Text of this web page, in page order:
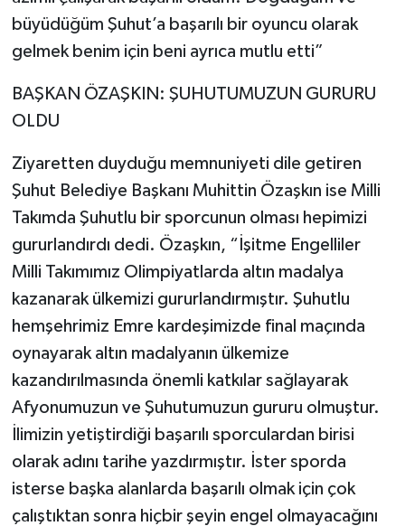
büyüdüğüm Şuhut’a başarılı bir oyuncu olarak
gelmek benim için beni ayrıca mutlu etti”
BAŞKAN ÖZAŞKIN: ŞUHUTUMUZUN GURURU
OLDU
Ziyaretten duyduğu memnuniyeti dile getiren
Şuhut Belediye Başkanı Muhittin Özaşkın ise Milli
Takımda Şuhutlu bir sporcunun olması hepimizi
gururlandırdı dedi. Özaşkın, “İşitme Engelliler
Milli Takımımız Olimpiyatlarda altın madalya
kazanarak ülkemizi gururlandırmıştır. Şuhutlu
hemşehrimiz Emre kardeşimizde final maçında
oynayarak altın madalyanın ülkemize
kazandırılmasında önemli katkılar sağlayarak
Afyonumuzun ve Şuhutumuzun gururu olmuştur.
İlimizin yetiştirdiği başarılı sporculardan birisi
olarak adını tarihe yazdırmıştır. İster sporda
isterse başka alanlarda başarılı olmak için çok
çalıştıktan sonra hiçbir şeyin engel olmayacağını